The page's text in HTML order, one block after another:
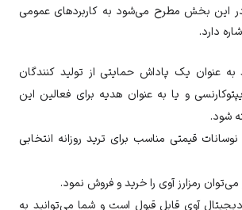
این بخش مطرح می‌شود به کاربردهای عمومی
دارد.
به عنوان یک پاداش حمایتی از تولید کنندگان
و یا به عنوان هدیه برای فعالین این
شود.
قیمتی مناسب برای ترید روزانه انتخابی
رمزارز آوی را خرید و فروش نمود.
آوی قابل قبول است و شما می‌توانید به